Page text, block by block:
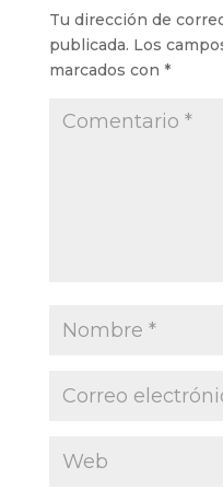
Tu dirección de
publicada. Los
marcados con *